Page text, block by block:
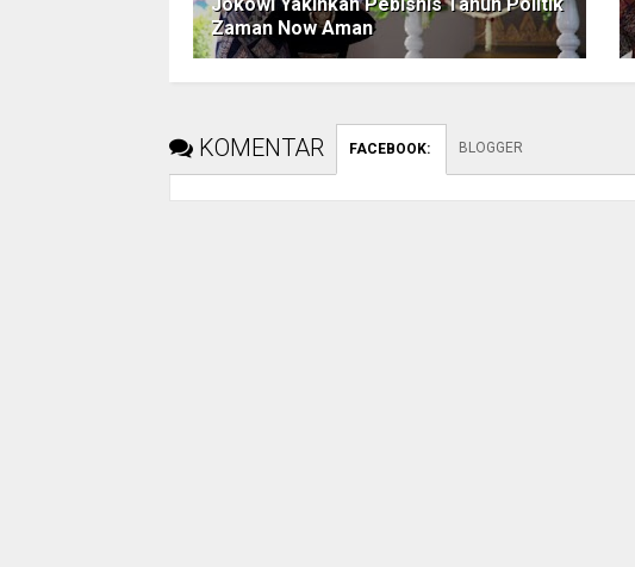
Jokowi Yakinkan Pebisnis Tahun Politik
Zaman Now Aman
KOMENTAR FACEBOOK: BLOGGER